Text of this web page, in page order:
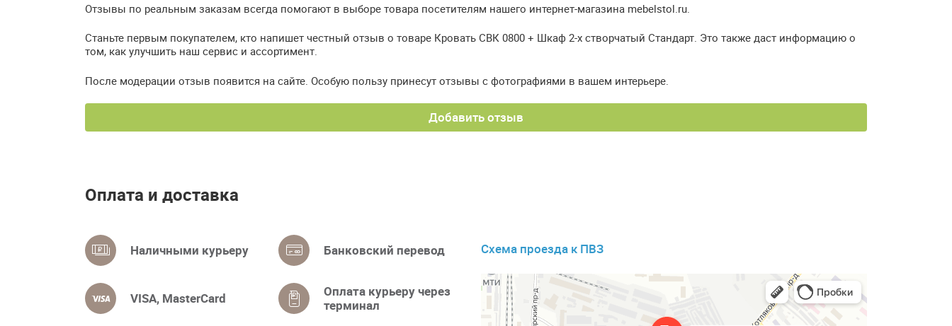
Отзывы по реальным заказам всегда помогают в выборе товара посетителям нашего интернет-магазина mebelstol.ru.
Станьте первым покупателем, кто напишет честный отзыв о товаре Кровать СВК 0800 + Шкаф 2-х створчатый Стандарт. Это также даст информацию о
том, как улучшить наш сервис и ассортимент.
После модерации отзыв появится на сайте. Особую пользу принесут отзывы с фотографиями в вашем интерьере.
Добавить отзыв
Оплата и доставка
Наличными курьеру Банковский перевод
VISA, MasterCard
Оплата курьеру через
терминал
Схема проезда к ПВЗ